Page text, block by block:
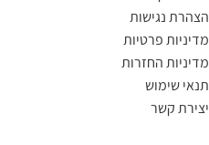
הצהרת נגישות
מדיניות פרטיות
מדיניות החזרות
תנאי שימוש
יצירת קשר